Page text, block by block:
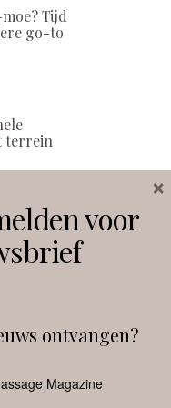
Tijd
go-to
terrein
Follow on Instagram
voor
ontvangen?
Magazine
×